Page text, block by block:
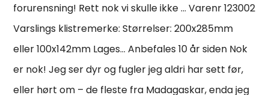
forurensning! Rett nok vi skulle ikke … Varenr 123002
Varslings klistremerke: Størrelser: 200x285mm
eller 100x142mm Lages… Anbefales 10 år siden Nok
er nok! Jeg ser dyr og fugler jeg aldri har sett før,
eller hørt om – de fleste fra Madagaskar, enda jeg